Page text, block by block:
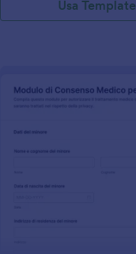
Usa Template